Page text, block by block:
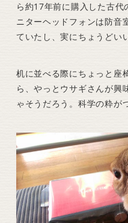
ら約17年前に購入した古
ニターヘッドフォンは防音
ていたし、実にちょうどい
机に並べる際にちょっと座
ら、やっとウサギさんが興
ゃそうだろう。科学の粋が